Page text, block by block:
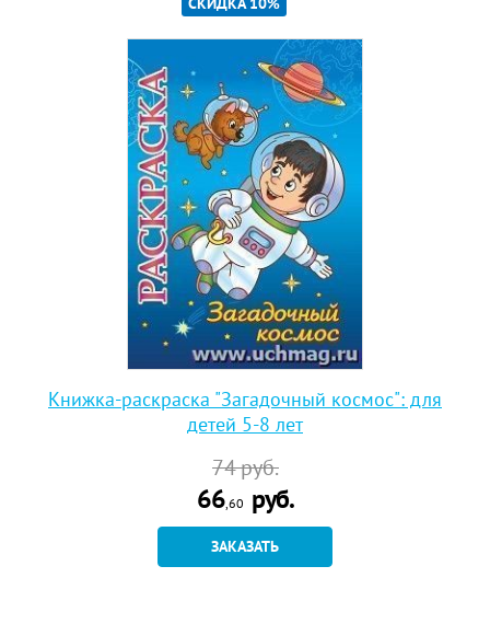
Книжка-раскраска "Загадочный космос": для
детей 5-8 лет
74руб.
66,60 руб.
ЗАКАЗАТЬ